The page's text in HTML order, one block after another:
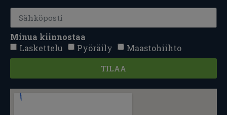
Minua kiinnostaa
Laskettelu
Pyöräily Maastohiihto
TILAA